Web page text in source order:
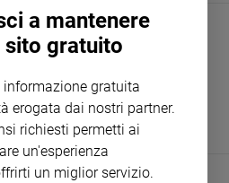
dei conti
a mantenere
sito gratuito
gratuita
erogata dai nostri partner.
richiesti permetti ai
un'esperienza
un miglior servizio.